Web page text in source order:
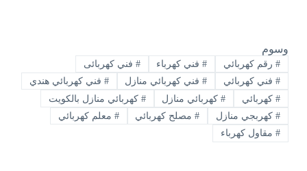
وسوم
#رقم كهربائي #فني كهرباء # فني كهربائى
#فني كهربائي #فني كهربائي منازل # فني كهربائي هندي
#كهربائي #كهربائي منازل # كهربائي منازل بالكويت
#كهربجي منازل #مصلح كهربائي # معلم كهربائي
#مقاول كهرباء